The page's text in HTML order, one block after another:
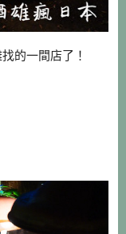
的一間店了！